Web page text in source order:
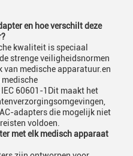
en hoe verschilt deze
kwaliteit is speciaal
strenge veiligheidsnormen
van medische apparatuur.en
60601-1Dit maakt het
adapters die mogelijk niet
voldoen.
met elk medisch apparaat